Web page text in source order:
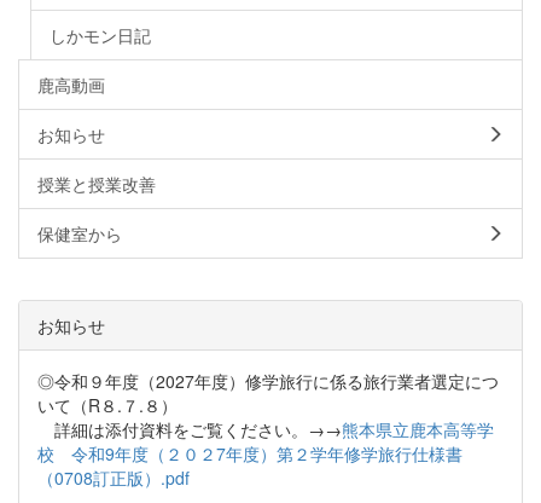
しかモン日記
鹿高動画
お知らせ
授業と授業改善
保健室から
お知らせ
◎令和９年度（2027年度）修学旅行に係る旅行業者選定につ
いて（R８.７.８）
詳細は添付資料をご覧ください。→→熊本県立鹿本高等学
校 令和9年度（２０２7年度）第２学年修学旅行仕様書
（0708訂正版）.pdf